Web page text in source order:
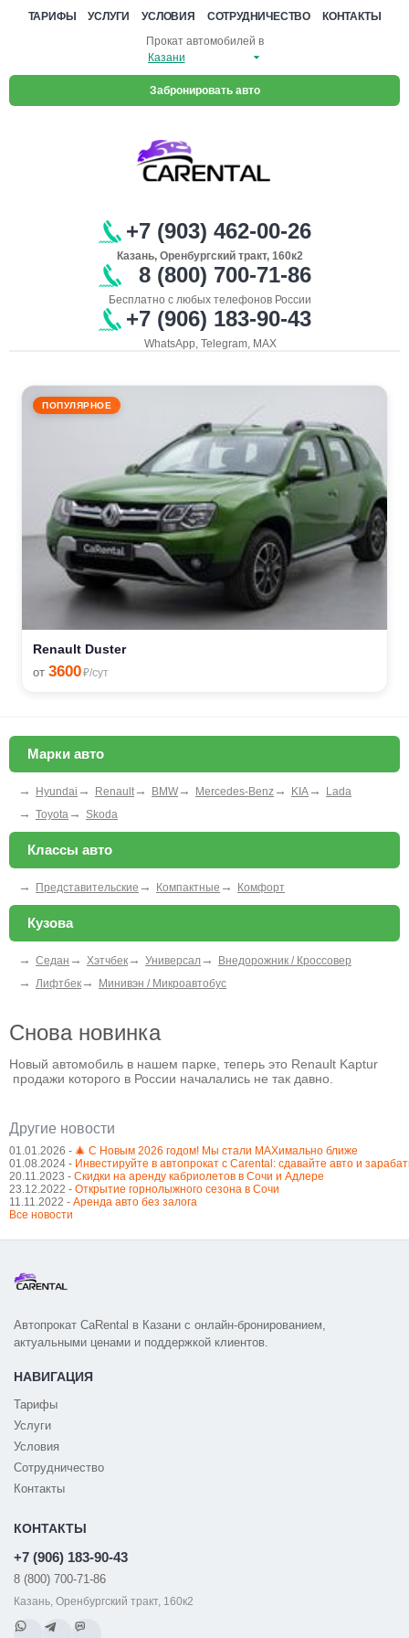
ТАРИФЫ УСЛУГИ УСЛОВИЯ СОТРУДНИЧЕСТВО
КОНТАКТЫ
Прокат автомобилей в
Забронировать авто
+7 (903) 462-00-26
Казань, Оренбургский тракт, 160к2
8 (800) 700-71-86
Бесплатно с любых телефонов России
+7 (906) 183-90-43
WhatsApp, Telegram, MAX
ПОПУЛЯРНОЕ
Renault Duster
от 3600₽/сут
Марки авто
→ Hyundai → Renault → BMW → Mercedes-Benz → KIA → Lada
→ Toyota → Skoda
Классы авто
→ Представительские → Компактные → Комфорт
Кузова
→ Седан → Хэтчбек → Универсал → Внедорожник / Кроссовер
→ Лифтбек → Минивэн / Микроавтобус
Снова новинка
Новый автомобиль в нашем парке, теперь это Renault Kaptur
продажи которого в России началались не так давно.
Другие новости
01.01.2026 - 🎄 С Новым 2026 годом! Мы стали MAXимально ближе
01.08.2024 - Инвестируйте в автопрокат с Carental: сдавайте авто и
20.11.2023 - Cкидки на аренду кабриолетов в Сочи и Адлере
23.12.2022 - Открытие горнолыжного сезона в Сочи
11.11.2022 - Аренда авто без залога
Все новости
Автопрокат CaRental в Казани с онлайн-бронированием,
актуальными ценами и поддержкой клиентов.
НАВИГАЦИЯ
Тарифы
Услуги
Условия
Сотрудничество
Контакты
КОНТАКТЫ
+7 (906) 183-90-43
8 (800) 700-71-86
Казань, Оренбургский тракт, 160к2